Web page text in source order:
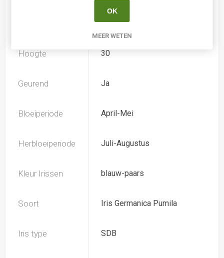
Nee
Hoogte 30
Geurend Ja
Bloeiperiode April-Mei
Herbloeiperiode Juli-Augustus
Kleur Irissen blauw-paars
Soort Iris Germanica Pumila
Iris type SDB
OK
MEER WETEN